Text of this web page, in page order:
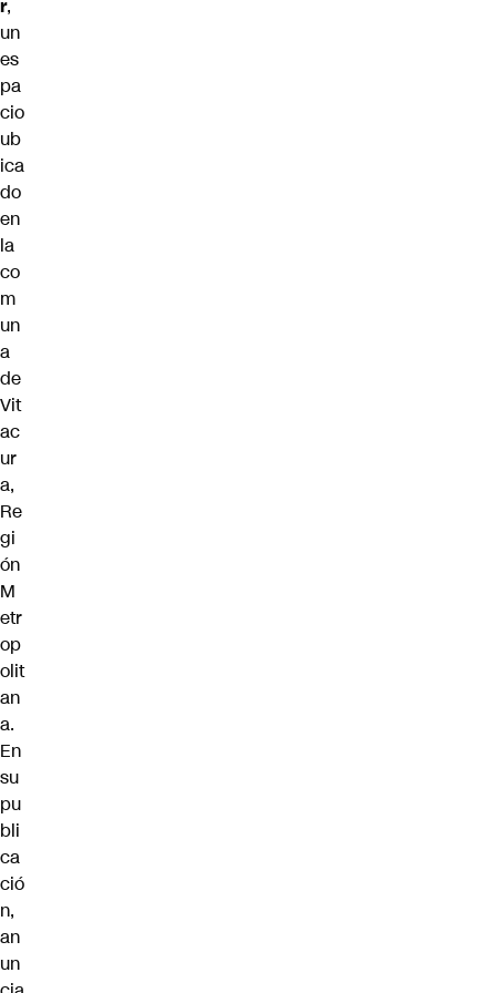
r,
un
es
pa
cio
ub
ica
do
en
la
co
m
un
a
de
Vit
ac
ur
a,
Re
gi
ón
M
etr
op
olit
an
a.
En
su
pu
bli
ca
ció
n,
an
un